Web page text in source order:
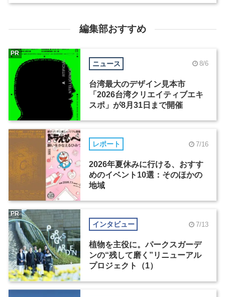
編集部おすすめ
ニュース 8/6
台湾最大のデザイン見本市
「2026台湾クリエイティブエキ
スポ」が8月31日まで開催
PR
レポート 7/16
2026年夏休みに行ける、おすす
めのイベント10選：そのほかの
地域
インタビュー 7/13
植物を主役に。パークスガーデ
ンの“残して磨く”リニューアル
プロジェクト（1）
PR